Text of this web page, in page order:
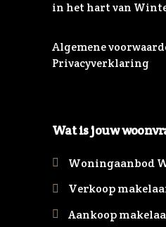
in het hart van
Algemene
Privacyverklaring
Wat is jouw
Woningaanbod
Verkoop
Aankoop